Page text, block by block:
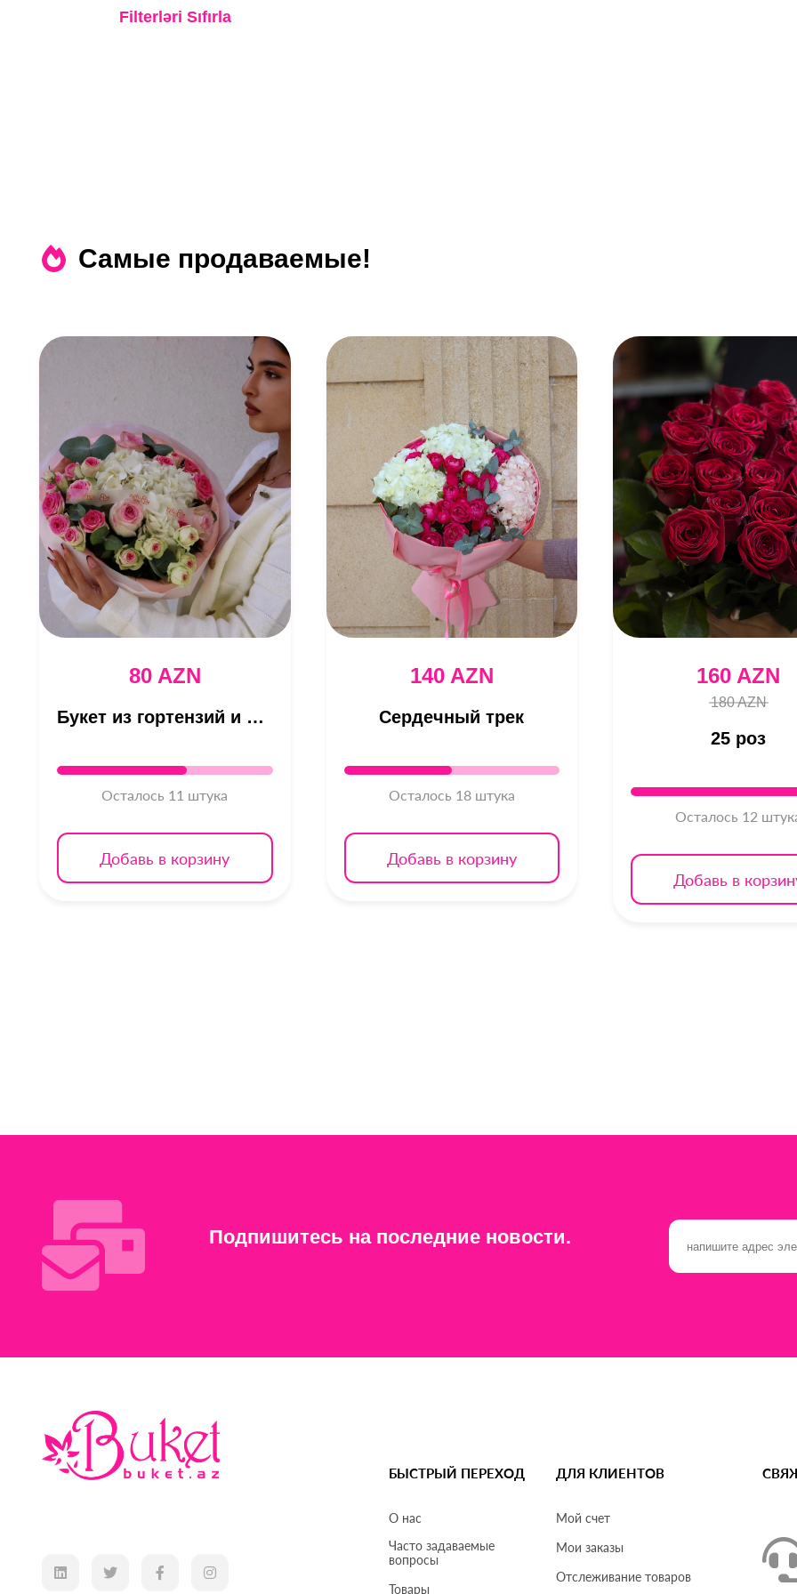
Букеты Для Невест
Filterləri Sıfırla
Самые продаваемые!
80 AZN
Букет из гортензий и кустовых роз
Осталось 11 штука
Добавь в корзину
140 AZN
Сердечный трек
Осталось 18 штука
Добавь в корзину
160 AZN
180 AZN
25 роз
Осталось 12
Добавь в
Подпишитесь на последние новости.
БЫСТРЫЙ ПЕРЕХОД
О нас
Часто задаваемые
вопросы
Товары
ДЛЯ КЛИЕНТОВ
Мой счет
Мои заказы
Отслеживание товаров